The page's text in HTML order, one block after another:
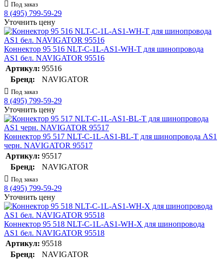
Под заказ
8 (495) 799-59-29
Уточнить цену
Коннектор 95 516 NLT-C-1L-AS1-WH-T для шинопровода
AS1 бел. NAVIGATOR 95516
Артикул: 95516
Бренд:
NAVIGATOR
Под заказ
8 (495) 799-59-29
Уточнить цену
Коннектор 95 517 NLT-C-1L-AS1-BL-T для шинопровода AS1
черн. NAVIGATOR 95517
Артикул: 95517
Бренд:
NAVIGATOR
Под заказ
8 (495) 799-59-29
Уточнить цену
Коннектор 95 518 NLT-C-1L-AS1-WH-X для шинопровода
AS1 бел. NAVIGATOR 95518
Артикул: 95518
Бренд:
NAVIGATOR